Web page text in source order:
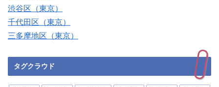
渋谷区（東京）
千代田区（東京）
三多摩地区（東京）
タグクラウド